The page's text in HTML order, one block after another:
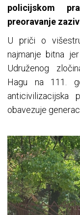
policijskom
preoravanje
U priči o
najmanje bitna
Udruženog
Hagu na 111.
obavezuje